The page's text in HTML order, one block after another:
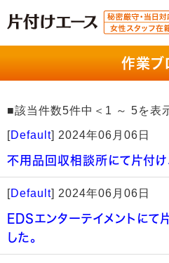
作業ブ
■該当件数5件中＜1 ～ 5を
[Default] 2024年06月06日
不用品回収相談所にて片付け
[Default] 2024年06月06日
EDSエンターテイメントにて
した。